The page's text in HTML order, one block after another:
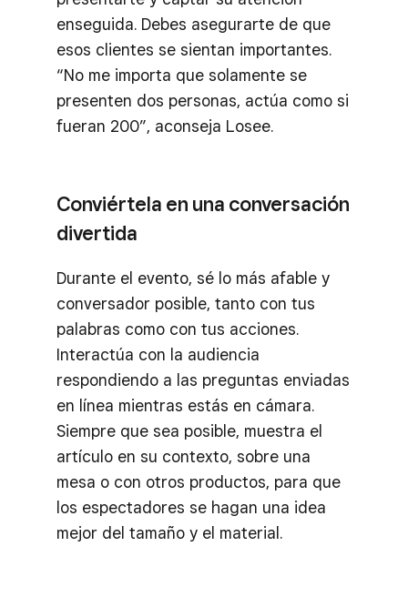
enseguida. Debes asegurarte de que
esos clientes se sientan importantes.
“No me importa que solamente se
presenten dos personas, actúa como si
fueran 200”, aconseja Losee.
Conviértela en una conversación
divertida
Durante el evento, sé lo más afable y
conversador posible, tanto con tus
palabras como con tus acciones.
Interactúa con la audiencia
respondiendo a las preguntas enviadas
en línea mientras estás en cámara.
Siempre que sea posible, muestra el
artículo en su contexto, sobre una
mesa o con otros productos, para que
los espectadores se hagan una idea
mejor del tamaño y el material.